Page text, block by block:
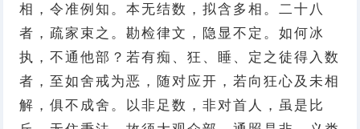
相，令准例知。本无结数，拟含多相。二十八
者，疏家束之。勘检律文，隐显不定。如何冰
执，不通他部？若有痴、狂、睡、定之徒得入数
者，至如舍戒为恶，随对应开，若向狂心及未相
解，俱不成舍。以非足数，非对首人，虽是比